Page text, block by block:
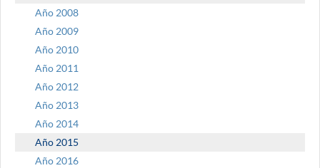
Año 2008
Año 2009
Año 2010
Año 2011
Año 2012
Año 2013
Año 2014
Año 2015
Año 2016